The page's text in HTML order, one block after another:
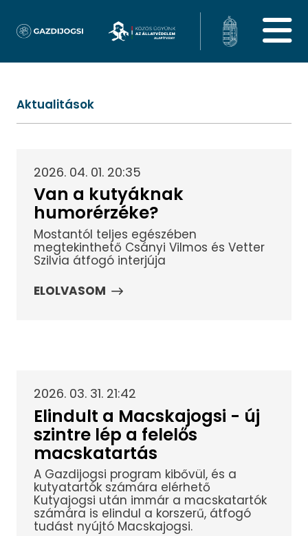
Aktualitások
2026. 04. 01. 20:35
Van a kutyáknak
humorérzéke?
Mostantól teljes egészében
megtekinthető Csányi Vilmos és Vetter
Szilvia átfogó interjúja
ELOLVASOM
2026. 03. 31. 21:42
Elindult a Macskajogsi - új
szintre lép a felelős
macskatartás
A Gazdijogsi program kibővül, és a
kutyatartók számára elérhető
Kutyajogsi után immár a macskatartók
számára is elindul a korszerű, átfogó
tudást nyújtó Macskajogsi.